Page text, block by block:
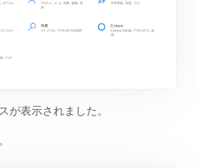
が表示されました。